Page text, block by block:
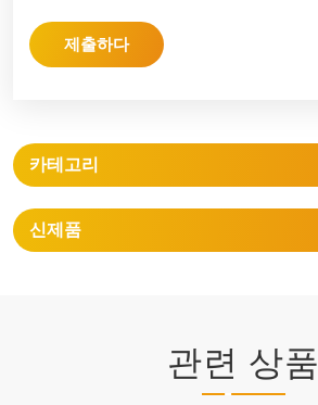
제출하다
카테고리
신제품
관련 상품